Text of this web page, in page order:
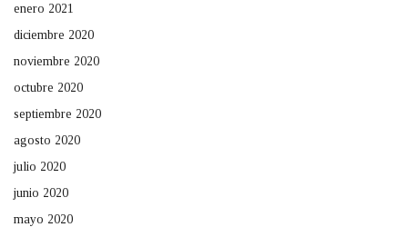
enero 2021
diciembre 2020
noviembre 2020
octubre 2020
septiembre 2020
agosto 2020
julio 2020
junio 2020
mayo 2020